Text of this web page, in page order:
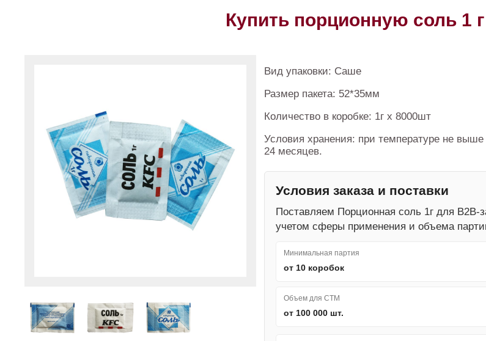
Купить порционную соль 1
Вид упаковки: Саше
Размер пакета: 52*35мм
Количество в коробке: 1г х 8000шт
Условия хранения: при температуре не
24 месяцев.
Условия заказа и поставки
Поставляем Порционная соль 1г для
учетом сферы применения и объема
Минимальная партия
от 10 коробок
Объем для СТМ
от 100 000 шт.